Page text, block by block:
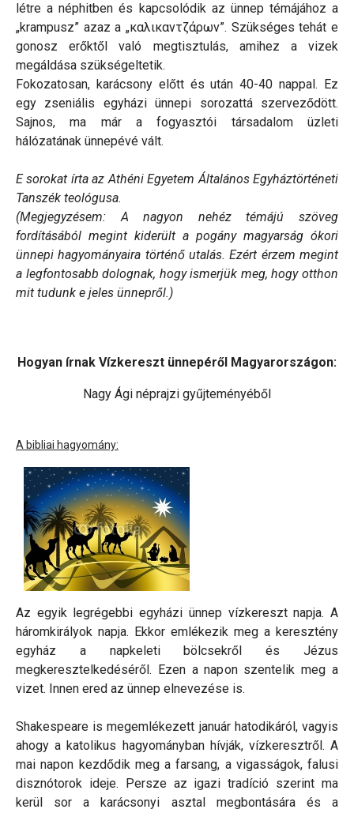
létre a néphitben és kapcsolódik az ünnep témájához a
„krampusz” azaz a „καλικαντζάρων”. Szükséges tehát e
gonosz erőktől való megtisztulás, amihez a vizek
megáldása szükségeltetik.
Fokozatosan, karácsony előtt és után 40-40 nappal. Ez
egy zseniális egyházi ünnepi sorozattá szerveződött.
Sajnos, ma már a fogyasztói társadalom üzleti
hálózatának ünnepévé vált.
E sorokat írta az Athéni Egyetem Általános Egyháztörténeti
Tanszék teológusa.
(Megjegyzésem: A nagyon nehéz témájú szöveg
fordításából megint kiderült a pogány magyarság ókori
ünnepi hagyományaira történő utalás. Ezért érzem megint
a legfontosabb dolognak, hogy ismerjük meg, hogy otthon
mit tudunk e jeles ünnepről.)
Hogyan írnak Vízkereszt ünnepéről Magyarországon:
Nagy Ági néprajzi gyűjteményéből
A bibliai hagyomány:
Az egyik legrégebbi egyházi ünnep vízkereszt napja. A
háromkirályok napja. Ekkor emlékezik meg a keresztény
egyház a napkeleti bölcsekről és Jézus
megkeresztelkedéséről. Ezen a napon szentelik meg a
vizet. Innen ered az ünnep elnevezése is.
Shakespeare is megemlékezett január hatodikáról, vagyis
ahogy a katolikus hagyományban hívják, vízkeresztről. A
mai napon kezdődik meg a farsang, a vigasságok, falusi
disznótorok ideje. Persze az igazi tradíció szerint ma
kerül sor a karácsonyi asztal megbontására és a